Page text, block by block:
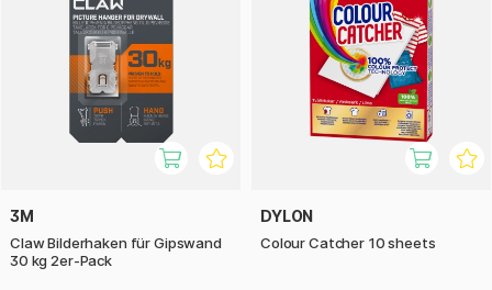
3M
Claw Bilderhaken für Gipswand
30 kg 2er-Pack
DYLON
Colour Catcher 10 sheets